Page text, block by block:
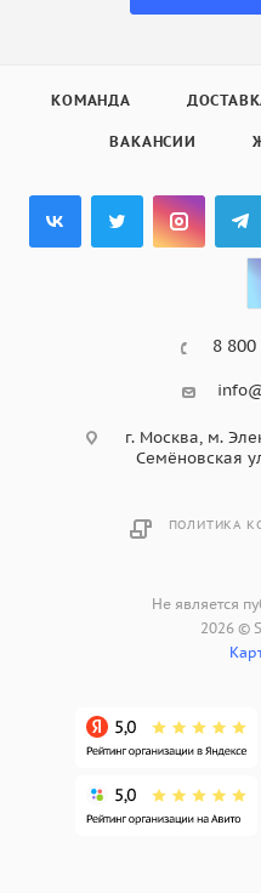
КОМАНДА
ВАКАНСИИ
8
г. Москва, м.
Семёновская
ПОЛИТИКА
Не является
2026 ©